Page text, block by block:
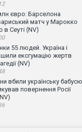
євро: Барселона
матч у Марокко
в Сеуті (NV)
55 людей. Україна і
ексгумацію жертв
(NV)
вбили українську
повернення Росії